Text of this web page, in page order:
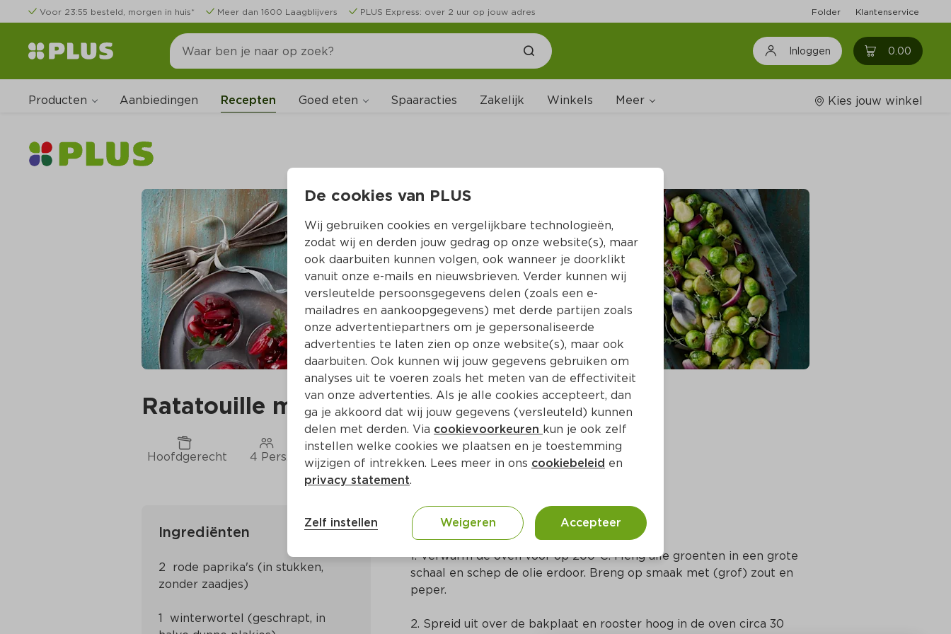
Voor 23:55 besteld, morgen in huis* Meer dan 1600 Laagblijvers PLUS Express: over 2 uur op jouw adres Folder Klantenservice
Inloggen 0.00 0
Producten Aanbiedingen Recepten Goed eten Spaaracties Zakelijk Winkels Meer
Wijnshop
Boodschappenlijstjes
Kies jouw winkel
Ratatouille met pompoen uit de oven
Hoofdgerecht 4 Pers. Ca. 20 Min Europees
Ingrediënten
2  rode paprika's (in stukken,
1  winterwortel (geschrapt, in
Bereidingswijze
1. Verwarm de oven voor op 200°C. Meng alle groenten in een grote
schaal en schep de olie erdoor. Breng op smaak met (grof) zout en
peper.
2. Spreid uit over de bakplaat en rooster hoog in de oven circa 30
De cookies van PLUS
Wij gebruiken cookies en vergelijkbare technologieën,
zodat wij en derden jouw gedrag op onze website(s), maar
ook daarbuiten kunnen volgen, ook wanneer je doorklikt
vanuit onze e-mails en nieuwsbrieven. Verder kunnen wij
versleutelde persoonsgegevens delen (zoals een e-
mailadres en aankoopgegevens) met derde partijen zoals
onze advertentiepartners om je gepersonaliseerde
advertenties te laten zien op onze website(s), maar ook
daarbuiten. Ook kunnen wij jouw gegevens gebruiken om
analyses uit te voeren zoals het meten van de effectiviteit
van onze advertenties. Als je alle cookies accepteert, dan
ga je akkoord dat wij jouw gegevens (versleuteld) kunnen
delen met derden. Via cookievoorkeuren kun je ook zelf
instellen welke cookies we plaatsen en je toestemming
wijzigen of intrekken. Lees meer in ons cookiebeleid en
privacy statement.
Zelf instellen Weigeren Accepteer